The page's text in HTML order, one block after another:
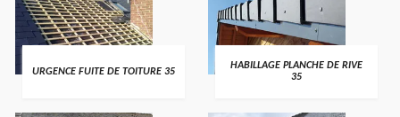
URGENCE FUITE DE TOITURE 35
HABILLAGE PLANCHE DE RIVE
35